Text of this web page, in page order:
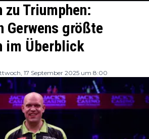
zu Triumphen:
Gerwens größte
im Überblick
17 September 2025 um 8:00